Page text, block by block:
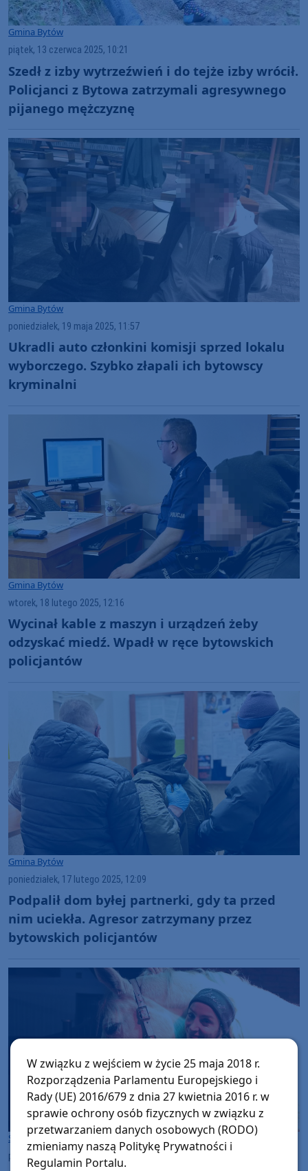
Gmina Bytów
piątek, 13 czerwca 2025, 10:21
Szedł z izby wytrzeźwień i do tejże izby wrócił.
Policjanci z Bytowa zatrzymali agresywnego
pijanego mężczyznę
Gmina Bytów
poniedziałek, 19 maja 2025, 11:57
Ukradli auto członkini komisji sprzed lokalu
wyborczego. Szybko złapali ich bytowscy
kryminalni
Gmina Bytów
wtorek, 18 lutego 2025, 12:16
Wycinał kable z maszyn i urządzeń żeby
odzyskać miedź. Wpadł w ręce bytowskich
policjantów
Gmina Bytów
poniedziałek, 17 lutego 2025, 12:09
Podpalił dom byłej partnerki, gdy ta przed
nim uciekła. Agresor zatrzymany przez
bytowskich policjantów
SportGmina Bytów
piątek, 24 stycznia 2025, 15:37
W związku z wejściem w życie 25 maja 2018 r.
Rozporządzenia Parlamentu Europejskiego i
Rady (UE) 2016/679 z dnia 27 kwietnia 2016 r. w
sprawie ochrony osób fizycznych w związku z
przetwarzaniem danych osobowych (RODO)
zmieniamy naszą Politykę Prywatności i
Regulamin Portalu.